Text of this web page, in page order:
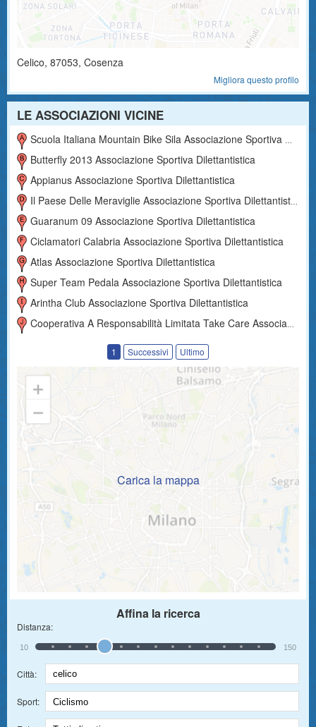
Celico, 87053, Cosenza
Migliora questo profilo
LE ASSOCIAZIONI VICINE
Scuola Italiana Mountain Bike Sila Associazione Sportiva Dilettantistica
Butterfly 2013 Associazione Sportiva Dilettantistica
Appianus Associazione Sportiva Dilettantistica
Il Paese Delle Meraviglie Associazione Sportiva Dilettantistica
Guaranum 09 Associazione Sportiva Dilettantistica
Ciclamatori Calabria Associazione Sportiva Dilettantistica
Atlas Associazione Sportiva Dilettantistica
Super Team Pedala Associazione Sportiva Dilettantistica
Arintha Club Associazione Sportiva Dilettantistica
Cooperativa A Responsabilità Limitata Take Care Associazione Sportiva Dilettantistica
1 Successivi Ultimo
Carica la mappa
Affina la ricerca
Distanza:
10 150
Città:
Sport: